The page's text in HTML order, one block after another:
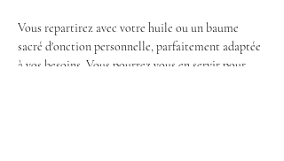
Vous repartirez avec votre huile ou un baume
sacré d'onction personnelle, parfaitement adaptée
à vos besoins. Vous pourrez vous en servir pour